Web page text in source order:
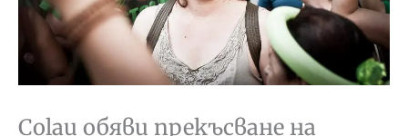
Colau обяви прекъсване на